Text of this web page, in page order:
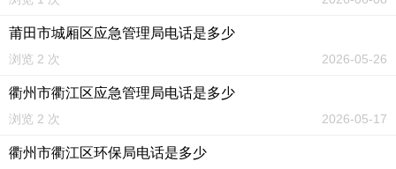
莆田市城厢区应急管理局电话是多少
浏览 2 次 2026-05-26
衢州市衢江区应急管理局电话是多少
浏览 2 次 2026-05-17
衢州市衢江区环保局电话是多少